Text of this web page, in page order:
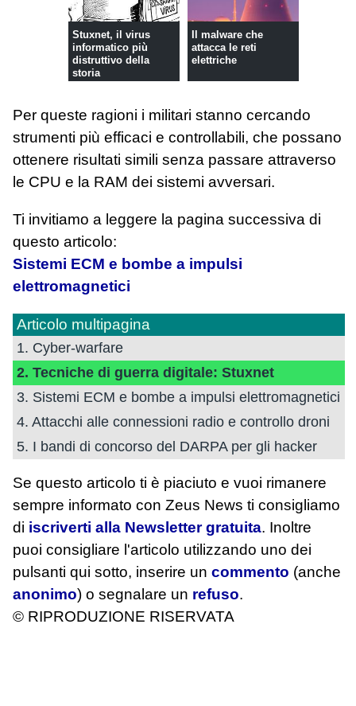
Stuxnet, il virus
informatico più
distruttivo della
storia
Il malware che
attacca le reti
elettriche
Per queste ragioni i militari stanno cercando
strumenti più efficaci e controllabili, che possano
ottenere risultati simili senza passare attraverso
le CPU e la RAM dei sistemi avversari.
Ti invitiamo a leggere la pagina successiva di
questo articolo:
Sistemi ECM e bombe a impulsi
elettromagnetici
Articolo multipagina
1. Cyber-warfare
2. Tecniche di guerra digitale: Stuxnet
3. Sistemi ECM e bombe a impulsi elettromagnetici
4. Attacchi alle connessioni radio e controllo droni
5. I bandi di concorso del DARPA per gli hacker
Se questo articolo ti è piaciuto e vuoi rimanere
sempre informato con Zeus News ti consigliamo
di iscriverti alla Newsletter gratuita. Inoltre
puoi consigliare l'articolo utilizzando uno dei
pulsanti qui sotto, inserire un commento (anche
anonimo) o segnalare un refuso.
© RIPRODUZIONE RISERVATA